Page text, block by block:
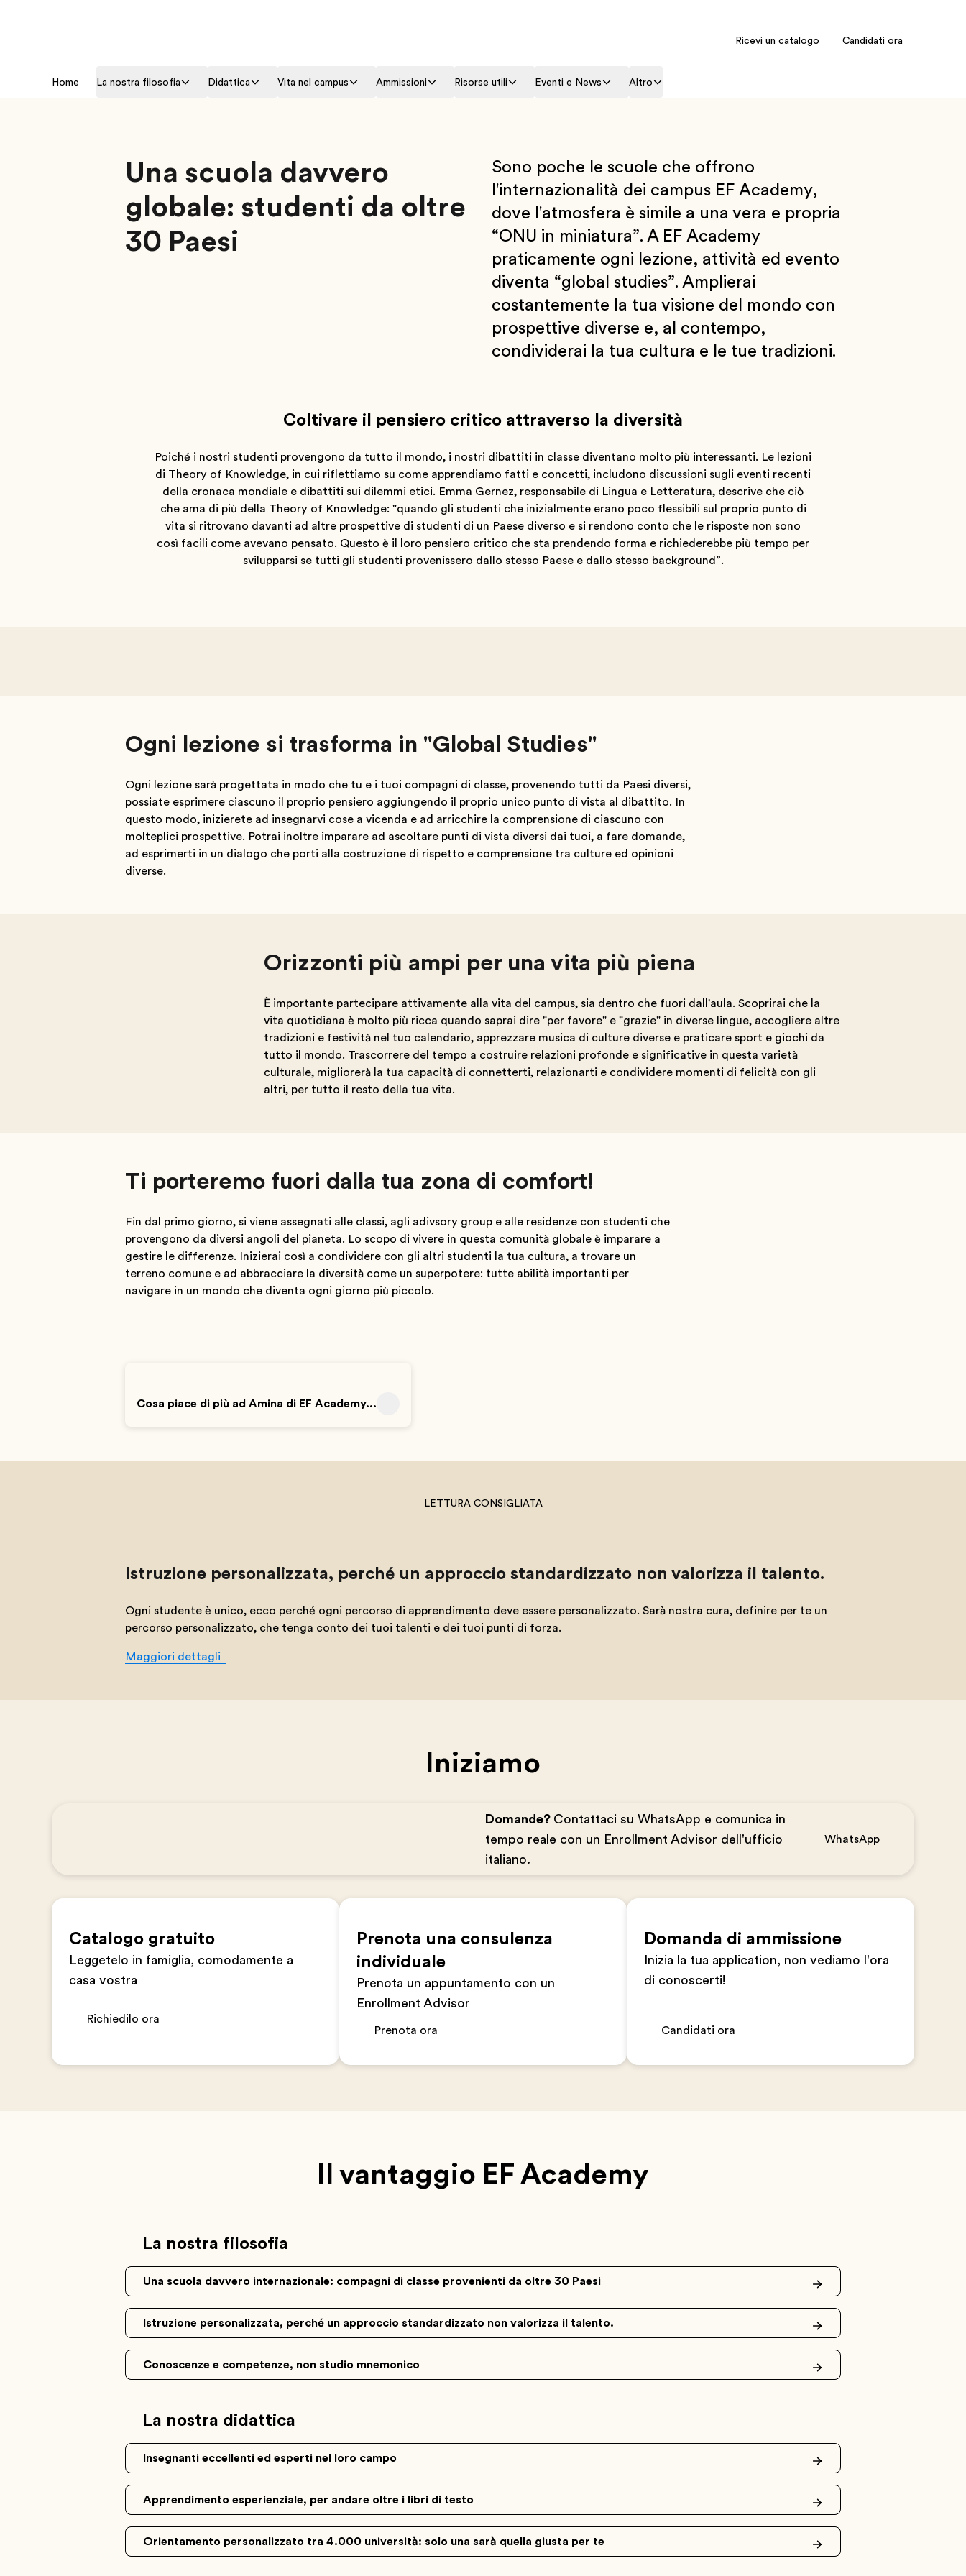
Ricevi un catalogo Candidati ora
Home La nostra filosofia Didattica Vita nel campus Ammissioni Risorse utili Eventi e News Altro
Una scuola davvero
globale: studenti da oltre
30 Paesi
Sono poche le scuole che offrono
l'internazionalità dei campus EF Academy,
dove l'atmosfera è simile a una vera e propria
“ONU in miniatura”. A EF Academy
praticamente ogni lezione, attività ed evento
diventa “global studies”. Amplierai
costantemente la tua visione del mondo con
prospettive diverse e, al contempo,
condividerai la tua cultura e le tue tradizioni.
Coltivare il pensiero critico attraverso la diversità
Poiché i nostri studenti provengono da tutto il mondo, i nostri dibattiti in classe diventano molto più interessanti. Le lezioni
di Theory of Knowledge, in cui riflettiamo su come apprendiamo fatti e concetti, includono discussioni sugli eventi recenti
della cronaca mondiale e dibattiti sui dilemmi etici. Emma Gernez, responsabile di Lingua e Letteratura, descrive che ciò
che ama di più della Theory of Knowledge: "quando gli studenti che inizialmente erano poco flessibili sul proprio punto di
vita si ritrovano davanti ad altre prospettive di studenti di un Paese diverso e si rendono conto che le risposte non sono
così facili come avevano pensato. Questo è il loro pensiero critico che sta prendendo forma e richiederebbe più tempo per
svilupparsi se tutti gli studenti provenissero dallo stesso Paese e dallo stesso background”.
Ogni lezione si trasforma in "Global Studies"
Ogni lezione sarà progettata in modo che tu e i tuoi compagni di classe, provenendo tutti da Paesi diversi,
possiate esprimere ciascuno il proprio pensiero aggiungendo il proprio unico punto di vista al dibattito. In
questo modo, inizierete ad insegnarvi cose a vicenda e ad arricchire la comprensione di ciascuno con
molteplici prospettive. Potrai inoltre imparare ad ascoltare punti di vista diversi dai tuoi, a fare domande,
ad esprimerti in un dialogo che porti alla costruzione di rispetto e comprensione tra culture ed opinioni
diverse.
Orizzonti più ampi per una vita più piena
È importante partecipare attivamente alla vita del campus, sia dentro che fuori dall'aula. Scoprirai che la
vita quotidiana è molto più ricca quando saprai dire "per favore" e "grazie" in diverse lingue, accogliere altre
tradizioni e festività nel tuo calendario, apprezzare musica di culture diverse e praticare sport e giochi da
tutto il mondo. Trascorrere del tempo a costruire relazioni profonde e significative in questa varietà
culturale, migliorerà la tua capacità di connetterti, relazionarti e condividere momenti di felicità con gli
altri, per tutto il resto della tua vita.
Ti porteremo fuori dalla tua zona di comfort!
Fin dal primo giorno, si viene assegnati alle classi, agli adivsory group e alle residenze con studenti che
provengono da diversi angoli del pianeta. Lo scopo di vivere in questa comunità globale è imparare a
gestire le differenze. Inizierai così a condividere con gli altri studenti la tua cultura, a trovare un
terreno comune e ad abbracciare la diversità come un superpotere: tutte abilità importanti per
navigare in un mondo che diventa ogni giorno più piccolo.
Cosa piace di più ad Amina di EF Academy...
LETTURA CONSIGLIATA
Istruzione personalizzata, perché un approccio standardizzato non valorizza il talento.
Ogni studente è unico, ecco perché ogni percorso di apprendimento deve essere personalizzato. Sarà nostra cura, definire per te un
percorso personalizzato, che tenga conto dei tuoi talenti e dei tuoi punti di forza.
Maggiori dettagli
Iniziamo
Domande? Contattaci su WhatsApp e comunica in
tempo reale con un Enrollment Advisor dell'ufficio
italiano.
WhatsApp
Catalogo gratuito
Leggetelo in famiglia, comodamente a
casa vostra
Richiedilo ora
Prenota una consulenza
individuale
Prenota un appuntamento con un
Enrollment Advisor
Prenota ora
Domanda di ammissione
Inizia la tua application, non vediamo l'ora
di conoscerti!
Candidati ora
Il vantaggio EF Academy
La nostra filosofia
Una scuola davvero internazionale: compagni di classe provenienti da oltre 30 Paesi
Istruzione personalizzata, perché un approccio standardizzato non valorizza il talento.
Conoscenze e competenze, non studio mnemonico
La nostra didattica
Insegnanti eccellenti ed esperti nel loro campo
Apprendimento esperienziale, per andare oltre i libri di testo
Orientamento personalizzato tra 4.000 università: solo una sarà quella giusta per te